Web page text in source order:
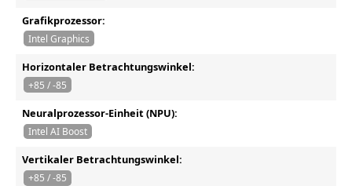
Grafikprozessor:
Intel Graphics
Horizontaler Betrachtungswinkel:
+85 / -85
Neuralprozessor-Einheit (NPU):
Intel AI Boost
Vertikaler Betrachtungswinkel:
+85 / -85